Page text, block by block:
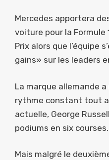
Mercedes apportera
voiture pour la Formule
Prix alors que l’équipe
gains» sur les leaders
La marque allemande
rythme constant tout
actuelle, George
podiums en six courses.
Mais malgré le